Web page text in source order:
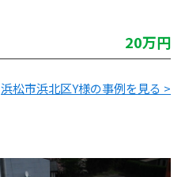
20万円
浜松市浜北区Y様の事例を見る >